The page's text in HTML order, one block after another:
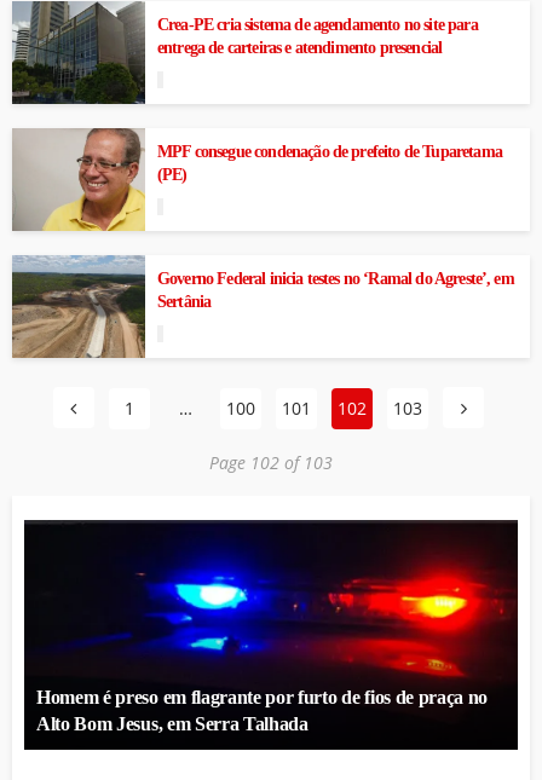
Crea-PE cria sistema de agendamento no site para
entrega de carteiras e atendimento presencial
MPF consegue condenação de prefeito de Tuparetama
(PE)
Governo Federal inicia testes no ‘Ramal do Agreste’, em
Sertânia
1 … 100 101 102 103
Page 102 of 103
Homem é preso em flagrante por furto de fios de praça no
Alto Bom Jesus, em Serra Talhada